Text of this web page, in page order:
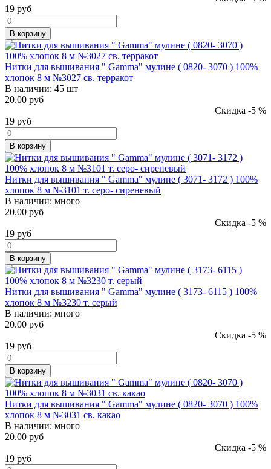
19 руб
В корзину
Нитки для вышивания " Gamma" мулине ( 0820- 3070 ) 100%
хлопок 8 м №3027 св. терракот
В наличии: 45 шт
20.00 руб
Скидка -5 %
19 руб
В корзину
Нитки для вышивания " Gamma" мулине ( 3071- 3172 ) 100%
хлопок 8 м №3101 т. серо- сиреневый
В наличии: много
20.00 руб
Скидка -5 %
19 руб
В корзину
Нитки для вышивания " Gamma" мулине ( 3173- 6115 ) 100%
хлопок 8 м №3230 т. серый
В наличии: много
20.00 руб
Скидка -5 %
19 руб
В корзину
Нитки для вышивания " Gamma" мулине ( 0820- 3070 ) 100%
хлопок 8 м №3031 св. какао
В наличии: много
20.00 руб
Скидка -5 %
19 руб